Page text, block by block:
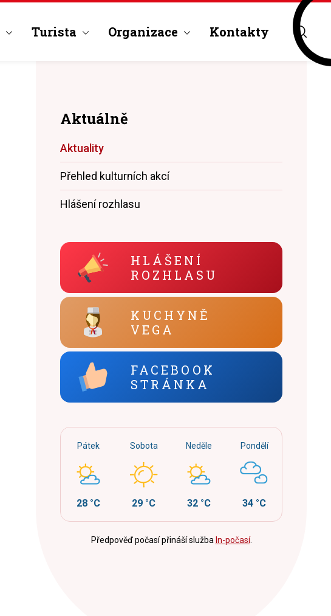
Turista Organizace Kontakty
Aktuálně
Aktuality
Přehled kulturních akcí
Hlášení rozhlasu
HLÁŠENÍ
ROZHLASU
KUCHYNĚ
VEGA
FACEBOOK
STRÁNKA
Pátek
28 °C
Sobota
29 °C
Neděle
32 °C
Pondělí
34 °C
Předpověď počasí přináší služba In-počasí.